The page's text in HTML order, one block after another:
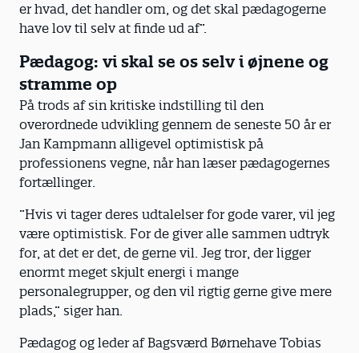
er hvad, det handler om, og det skal pædagogerne
have lov til selv at finde ud af”.
Pædagog: vi skal se os selv i øjnene og
stramme op
På trods af sin kritiske indstilling til den
overordnede udvikling gennem de seneste 50 år er
Jan Kampmann alligevel optimistisk på
professionens vegne, når han læser pædagogernes
fortællinger.
”Hvis vi tager deres udtalelser for gode varer, vil jeg
være optimistisk. For de giver alle sammen udtryk
for, at det er det, de gerne vil. Jeg tror, der ligger
enormt meget skjult energi i mange
personalegrupper, og den vil rigtig gerne give mere
plads,” siger han.
Pædagog og leder af Bagsværd Børnehave Tobias